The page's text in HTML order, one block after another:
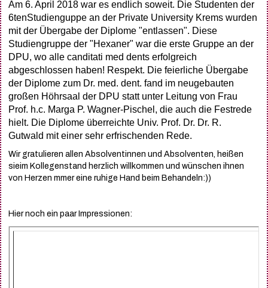
Am 6. April 2018 war es endlich soweit. Die Studenten der
6tenStudienguppe an der Private University Krems wurden
mit der Übergabe der Diplome "entlassen". Diese
Studiengruppe der "Hexaner" war die erste Gruppe an der
DPU, wo alle canditati med dents erfolgreich
abgeschlossen haben! Respekt. Die feierliche Übergabe
der Diplome zum Dr. med. dent. fand im neugebauten
großen Höhrsaal der DPU statt unter Leitung von Frau
Prof. h.c. Marga P. Wagner-Pischel, die auch die Festrede
hielt. Die Diplome überreichte Univ. Prof. Dr. Dr. R.
Gutwald mit einer sehr erfrischenden Rede.
Wir gratulieren allen Absolventinnen und Absolventen, heißen
sieim Kollegenstand herzlich willkommen und wünschen ihnen
von Herzen mmer eine ruhige Hand beim Behandeln:))
Hier noch ein paar Impressionen: